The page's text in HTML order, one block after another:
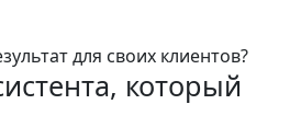
для своих клиентов?
который